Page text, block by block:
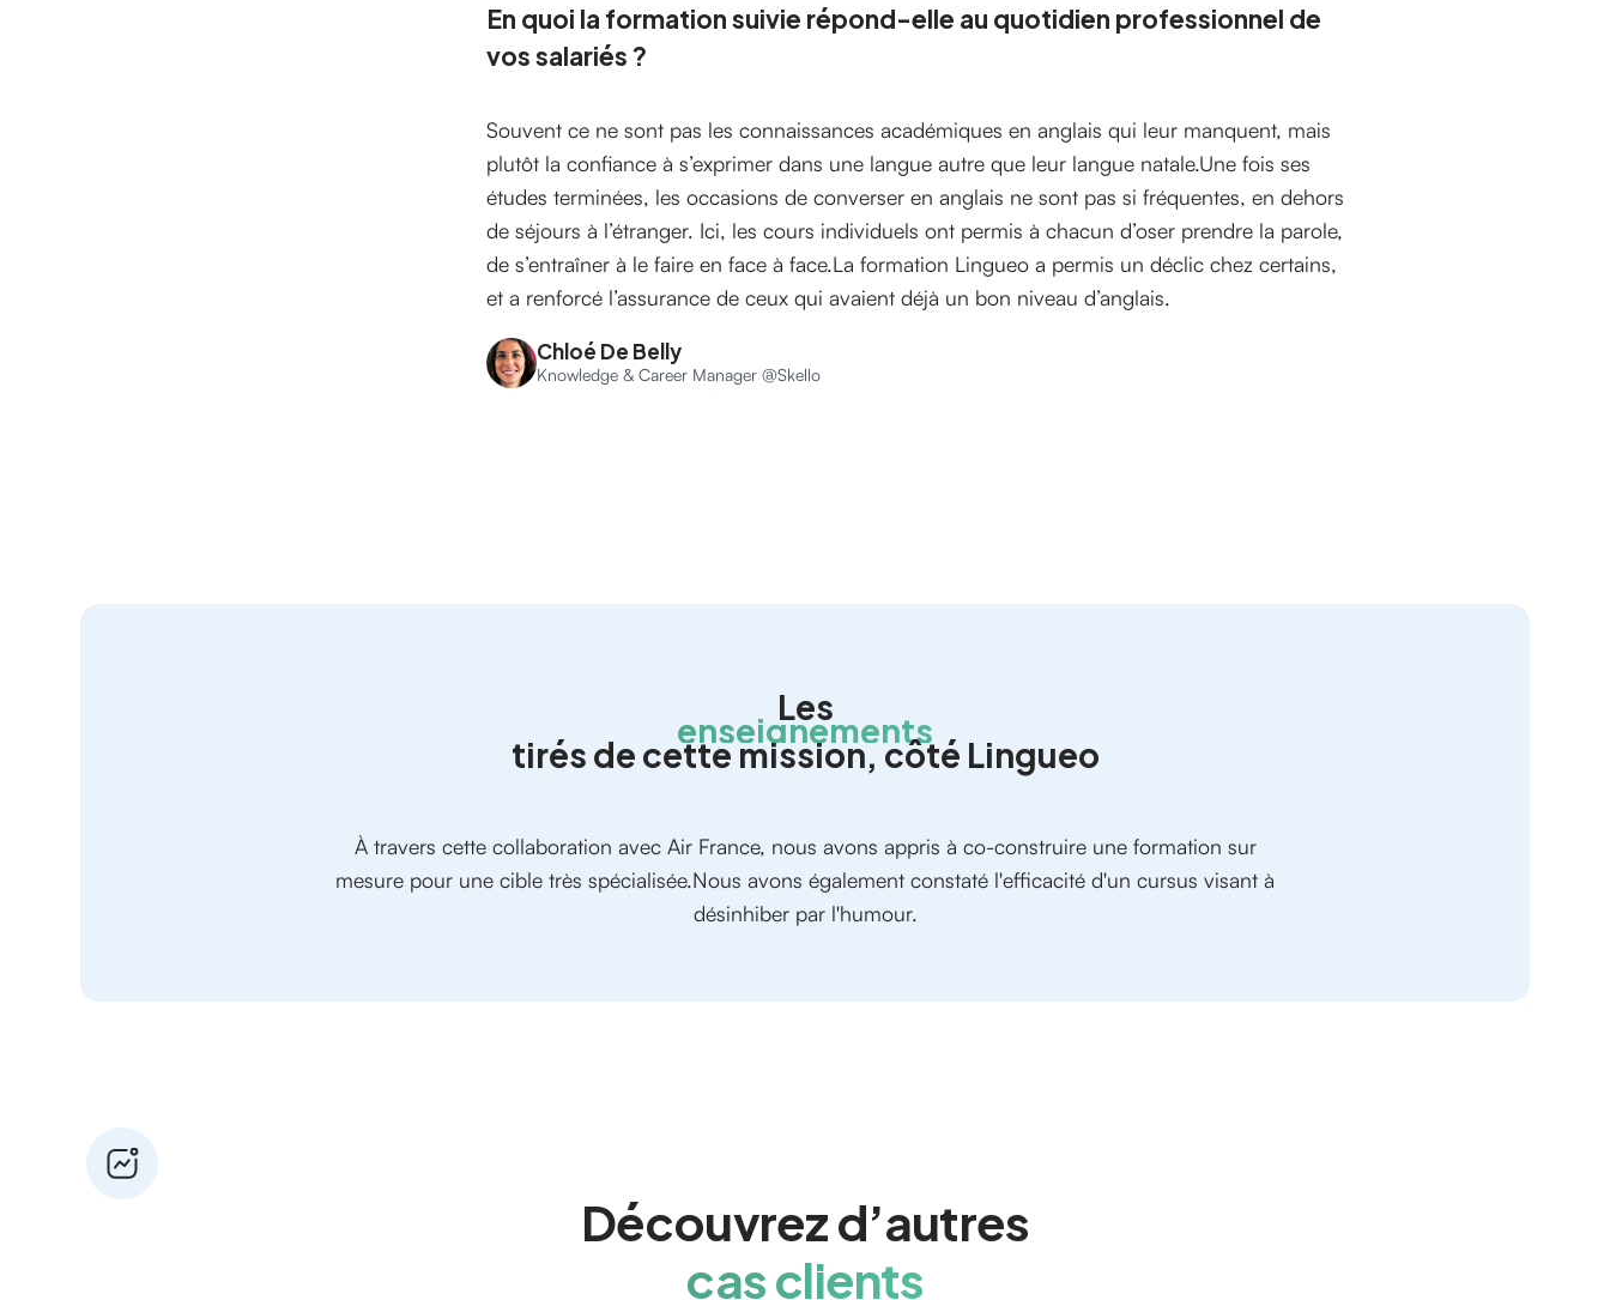
En quoi la formation suivie répond-elle au quotidien professionnel de
vos salariés ?
Souvent ce ne sont pas les connaissances académiques en anglais qui leur manquent, mais
plutôt la confiance à s’exprimer dans une langue autre que leur langue natale.Une fois ses
études terminées, les occasions de converser en anglais ne sont pas si fréquentes, en dehors
de séjours à l’étranger. Ici, les cours individuels ont permis à chacun d’oser prendre la parole,
de s’entraîner à le faire en face à face.La formation Lingueo a permis un déclic chez certains,
et a renforcé l’assurance de ceux qui avaient déjà un bon niveau d’anglais.
Chloé De Belly
Knowledge & Career Manager @Skello
Les
enseignements
tirés de cette mission, côté Lingueo
À travers cette collaboration avec Air France, nous avons appris à co-construire une formation sur
mesure pour une cible très spécialisée.Nous avons également constaté l'efficacité d'un cursus visant à
désinhiber par l'humour.
Découvrez d’autres
cas clients